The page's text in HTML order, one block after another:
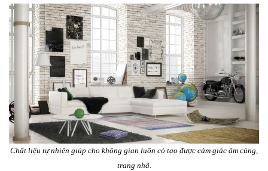
Chất liệu tự nhiên giúp cho không gian luôn có tạo được cảm giác ấm cúng,
trang nhã.